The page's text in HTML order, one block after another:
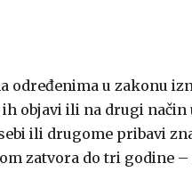
određenima u zakonu
objavi ili na drugi
ili drugome pribavi
zatvora do tri godine